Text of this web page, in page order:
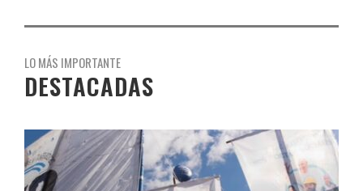
LO MÁS IMPORTANTE
DESTACADAS